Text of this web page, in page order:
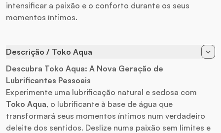
intensificar a paixão e o conforto durante os seus
momentos íntimos.
Descrição / Toko Aqua
Descubra Toko Aqua: A Nova Geração de
Lubrificantes Pessoais
Experimente uma lubrificação natural e sedosa com
Toko Aqua, o lubrificante à base de água que
transformará seus momentos íntimos num verdadeiro
deleite dos sentidos. Deslize numa paixão sem limites e